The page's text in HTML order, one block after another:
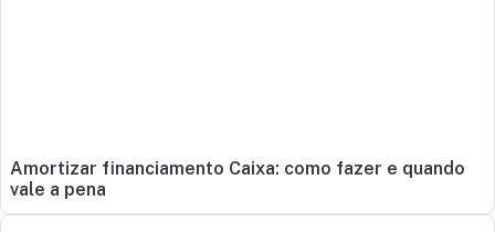
Amortizar financiamento Caixa: como fazer e quando
vale a pena